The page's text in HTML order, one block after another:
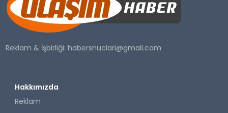
SAĞLIK
YAŞAM
Reklam & İşbirliği:habersnuclari@gmail.com
Hakkımızda
Reklam